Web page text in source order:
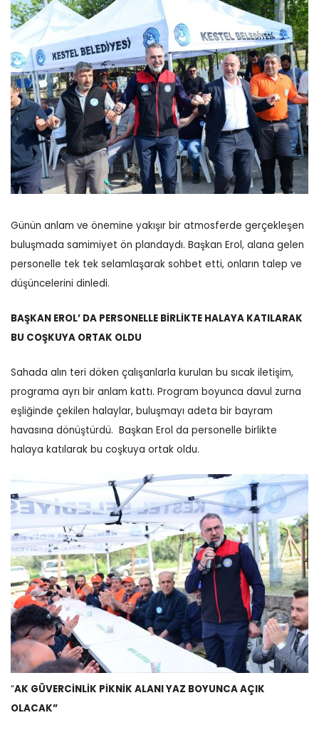
Günün anlam ve önemine yakışır bir atmosferde gerçekleşen
buluşmada samimiyet ön plandaydı. Başkan Erol, alana gelen
personelle tek tek selamlaşarak sohbet etti, onların talep ve
düşüncelerini dinledi.
BAŞKAN EROL’ DA PERSONELLE BİRLİKTE HALAYA KATILARAK
BU COŞKUYA ORTAK OLDU
Sahada alın teri döken çalışanlarla kurulan bu sıcak iletişim,
programa ayrı bir anlam kattı. Program boyunca davul zurna
eşliğinde çekilen halaylar, buluşmayı adeta bir bayram
havasına dönüştürdü. Başkan Erol da personelle birlikte
halaya katılarak bu coşkuya ortak oldu.
“AK GÜVERCİNLİK PİKNİK ALANI YAZ BOYUNCA AÇIK
OLACAK”